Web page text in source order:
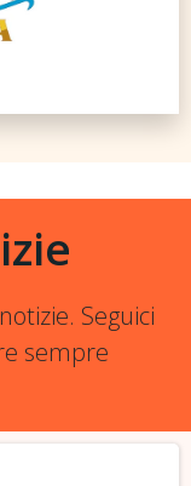
Seguici
sempre